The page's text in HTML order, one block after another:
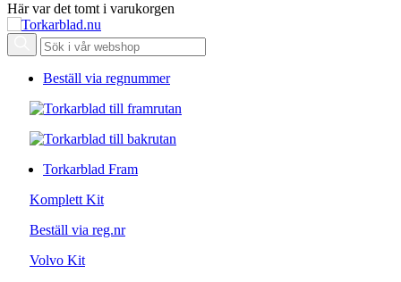
Här var det tomt i varukorgen
Beställ via regnummer
Torkarblad Fram
Komplett Kit
Beställ via reg.nr
Volvo Kit